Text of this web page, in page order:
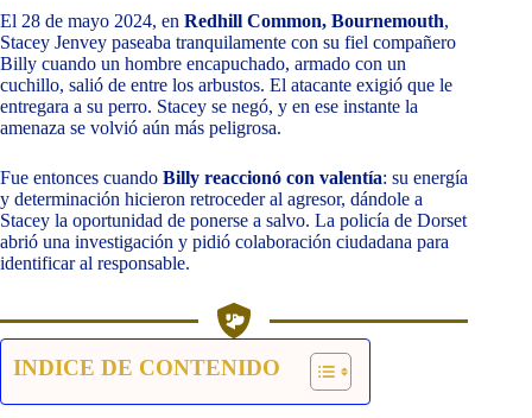
El 28 de mayo 2024, en Redhill Common, Bournemouth,
Stacey Jenvey paseaba tranquilamente con su fiel compañero
Billy cuando un hombre encapuchado, armado con un
cuchillo, salió de entre los arbustos. El atacante exigió que le
entregara a su perro. Stacey se negó, y en ese instante la
amenaza se volvió aún más peligrosa.
Fue entonces cuando Billy reaccionó con valentía: su energía
y determinación hicieron retroceder al agresor, dándole a
Stacey la oportunidad de ponerse a salvo. La policía de Dorset
abrió una investigación y pidió colaboración ciudadana para
identificar al responsable.
INDICE DE CONTENIDO